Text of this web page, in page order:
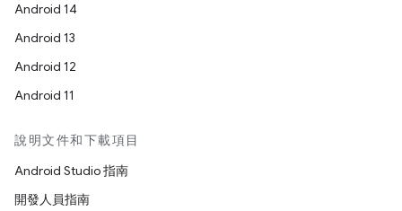
Android 14
Android 13
Android 12
Android 11
說明文件和下載項目
Android Studio 指南
開發人員指南